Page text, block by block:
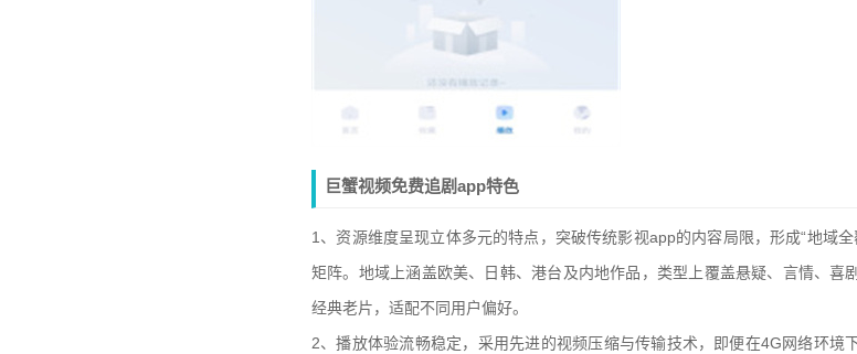
巨蟹视频免费追剧app特色
1、资源维度呈现立体多元的特点，突破传统影视app的内容局限，形成“地域
矩阵。地域上涵盖欧美、日韩、港台及内地作品，类型上覆盖悬疑、言情、喜
经典老片，适配不同用户偏好。
2、播放体验流畅稳定，采用先进的视频压缩与传输技术，即便在4G网络环境